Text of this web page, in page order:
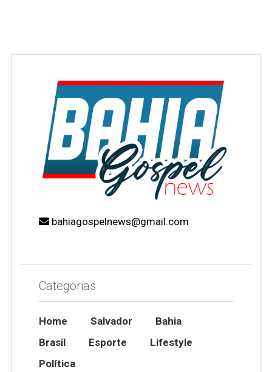
bahiagospelnews@gmail.com
Categorias
Home Salvador
Bahia
Brasil
Esporte
Lifestyle
Política